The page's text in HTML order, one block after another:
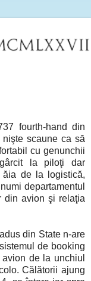
fourth-hand din
scaune ca să
cu genunchii
la piloţi dar
ăia de la logistică,
departamentul
din avion şi relaţia
din State n-are
de booking
de la unchiul
Călătorii ajung